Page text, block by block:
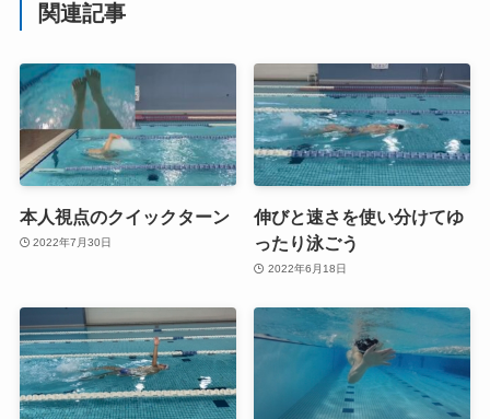
関連記事
本人視点のクイックターン
2022年7月30日
伸びと速さを使い分けてゆ
ったり泳ごう
2022年6月18日